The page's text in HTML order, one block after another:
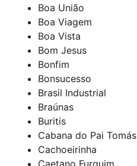
Boa União
Boa Viagem
Boa Vista
Bom Jesus
Bonfim
Bonsucesso
Brasil Industrial
Braúnas
Buritis
Cabana do Pai Tomás
Cachoeirinha
Caetano Furquim